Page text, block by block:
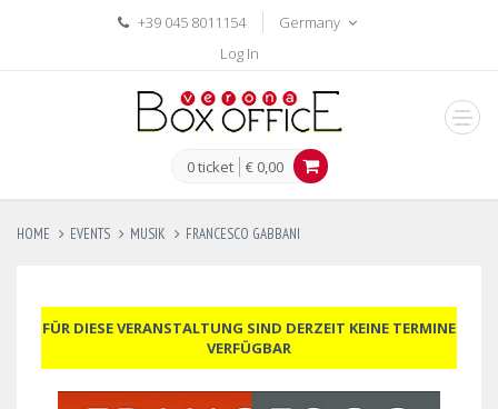
+39 045 8011154
Germany
Log In
0 ticket € 0,00
HOME EVENTS MUSIK FRANCESCO GABBANI
FÜR DIESE VERANSTALTUNG SIND DERZEIT KEINE TERMINE
VERFÜGBAR